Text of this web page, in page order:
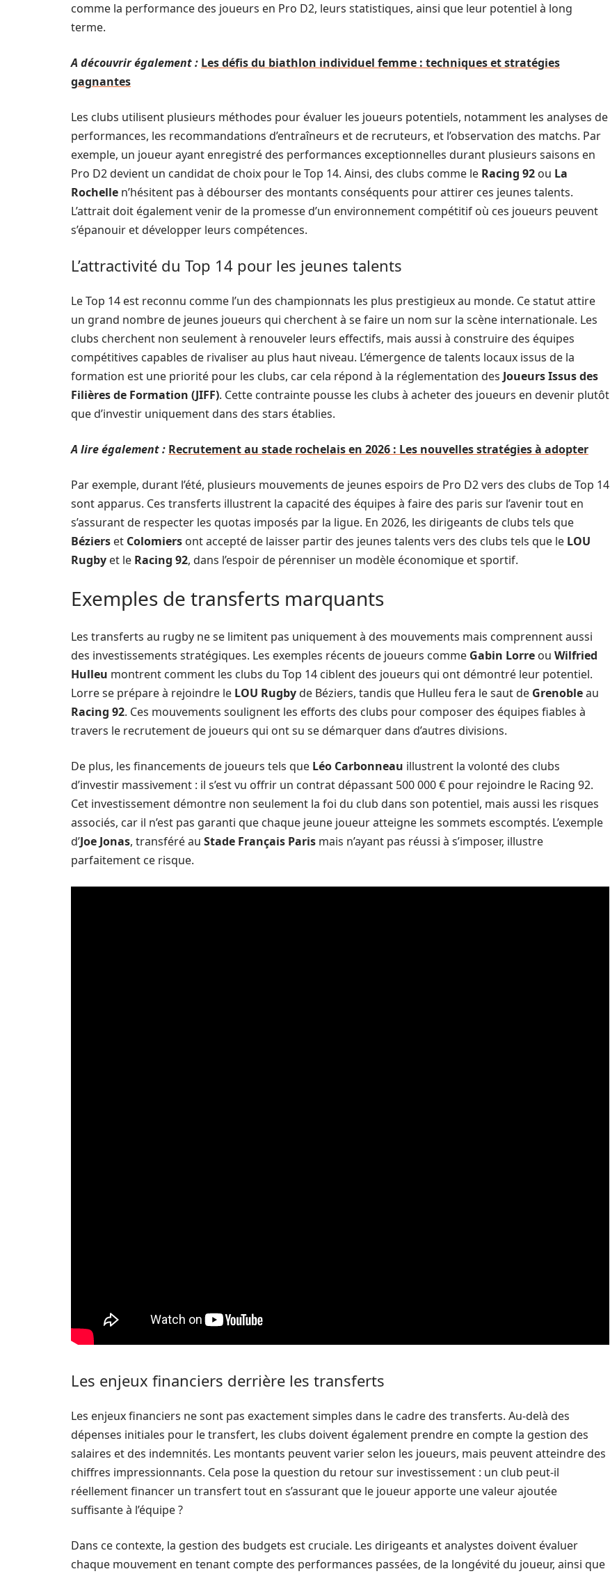
comme la performance des joueurs en Pro D2, leurs statistiques, ainsi que leur potentiel à long
terme.
A découvrir également : Les défis du biathlon individuel femme : techniques et stratégies
gagnantes
Les clubs utilisent plusieurs méthodes pour évaluer les joueurs potentiels, notamment les analyses de
performances, les recommandations d’entraîneurs et de recruteurs, et l’observation des matchs. Par
exemple, un joueur ayant enregistré des performances exceptionnelles durant plusieurs saisons en
Pro D2 devient un candidat de choix pour le Top 14. Ainsi, des clubs comme le Racing 92 ou La
Rochelle n’hésitent pas à débourser des montants conséquents pour attirer ces jeunes talents.
L’attrait doit également venir de la promesse d’un environnement compétitif où ces joueurs peuvent
s’épanouir et développer leurs compétences.
L’attractivité du Top 14 pour les jeunes talents
Le Top 14 est reconnu comme l’un des championnats les plus prestigieux au monde. Ce statut attire
un grand nombre de jeunes joueurs qui cherchent à se faire un nom sur la scène internationale. Les
clubs cherchent non seulement à renouveler leurs effectifs, mais aussi à construire des équipes
compétitives capables de rivaliser au plus haut niveau. L’émergence de talents locaux issus de la
formation est une priorité pour les clubs, car cela répond à la réglementation des Joueurs Issus des
Filières de Formation (JIFF). Cette contrainte pousse les clubs à acheter des joueurs en devenir plutôt
que d’investir uniquement dans des stars établies.
A lire également : Recrutement au stade rochelais en 2026 : Les nouvelles stratégies à adopter
Par exemple, durant l’été, plusieurs mouvements de jeunes espoirs de Pro D2 vers des clubs de Top 14
sont apparus. Ces transferts illustrent la capacité des équipes à faire des paris sur l’avenir tout en
s’assurant de respecter les quotas imposés par la ligue. En 2026, les dirigeants de clubs tels que
Béziers et Colomiers ont accepté de laisser partir des jeunes talents vers des clubs tels que le LOU
Rugby et le Racing 92, dans l’espoir de pérenniser un modèle économique et sportif.
Exemples de transferts marquants
Les transferts au rugby ne se limitent pas uniquement à des mouvements mais comprennent aussi
des investissements stratégiques. Les exemples récents de joueurs comme Gabin Lorre ou Wilfried
Hulleu montrent comment les clubs du Top 14 ciblent des joueurs qui ont démontré leur potentiel.
Lorre se prépare à rejoindre le LOU Rugbyde Béziers, tandis que Hulleu fera le saut de Grenobleau
Racing 92. Ces mouvements soulignent les efforts des clubs pour composer des équipes fiables à
travers le recrutement de joueurs qui ont su se démarquer dans d’autres divisions.
De plus, les financements de joueurs tels que Léo Carbonneau illustrent la volonté des clubs
d’investir massivement : il s’est vu offrir un contrat dépassant 500 000 € pour rejoindre le Racing 92.
Cet investissement démontre non seulement la foi du club dans son potentiel, mais aussi les risques
associés, car il n’est pas garanti que chaque jeune joueur atteigne les sommets escomptés. L’exemple
d’Joe Jonas, transféré au Stade Français Paris mais n’ayant pas réussi à s’imposer, illustre
parfaitement ce risque.
Les enjeux financiers derrière les transferts
Les enjeux financiers ne sont pas exactement simples dans le cadre des transferts. Au-delà des
dépenses initiales pour le transfert, les clubs doivent également prendre en compte la gestion des
salaires et des indemnités. Les montants peuvent varier selon les joueurs, mais peuvent atteindre des
chiffres impressionnants. Cela pose la question du retour sur investissement : un club peut-il
réellement financer un transfert tout en s’assurant que le joueur apporte une valeur ajoutée
suffisante à l’équipe ?
Dans ce contexte, la gestion des budgets est cruciale. Les dirigeants et analystes doivent évaluer
chaque mouvement en tenant compte des performances passées, de la longévité du joueur, ainsi que